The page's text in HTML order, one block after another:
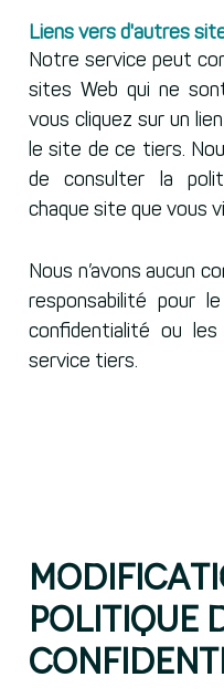
Liens vers d'autres
Notre service peut
sites Web qui ne
vous cliquez sur un
le site de ce tiers.
de consulter la
chaque site que vous
Nous n’avons aucun
responsabilité pour
confidentialité ou
service tiers.
politique